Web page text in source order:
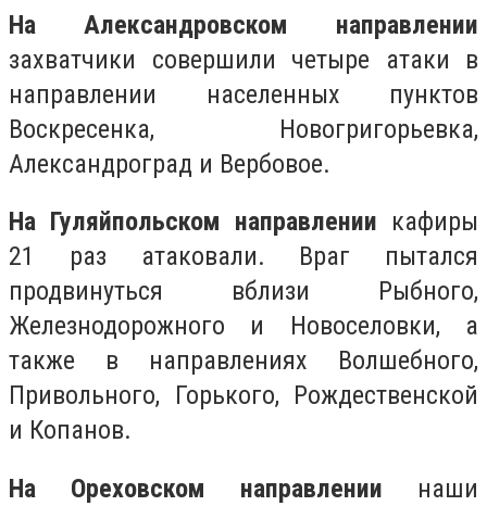
На Александровском направлении
захватчики совершили четыре атаки в
направлении населенных пунктов
Воскресенка, Новогригорьевка,
Александроград и Вербовое.
На Гуляйпольском направлении кафиры
21 раз атаковали. Враг пытался
продвинуться вблизи Рыбного,
Железнодорожного и Новоселовки, а
также в направлениях Волшебного,
Привольного, Горького, Рождественской
и Копанов.
На Ореховском направлении наши